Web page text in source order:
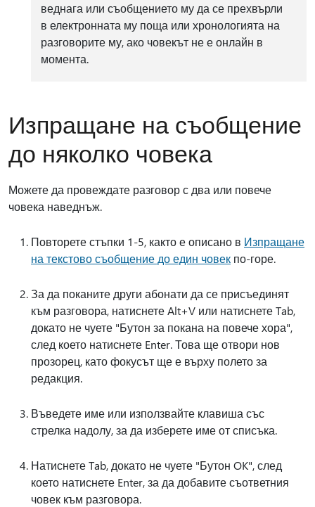
веднага или съобщението му да се прехвърли
в електронната му поща или хронологията на
разговорите му, ако човекът не е онлайн в
момента.
Изпращане на съобщение
до няколко човека
Можете да провеждате разговор с два или повече
човека наведнъж.
Повторете стъпки 1-5, както е описано в Изпращане
на текстово съобщение до един човек по-горе.
За да поканите други абонати да се присъединят
към разговора, натиснете Alt+V или натиснете Tab,
докато не чуете "Бутон за покана на повече хора",
след което натиснете Enter. Това ще отвори нов
прозорец, като фокусът ще е върху полето за
редакция.
Въведете име или използвайте клавиша със
стрелка надолу, за да изберете име от списъка.
Натиснете Tab, докато не чуете "Бутон OK", след
което натиснете Enter, за да добавите съответния
човек към разговора.